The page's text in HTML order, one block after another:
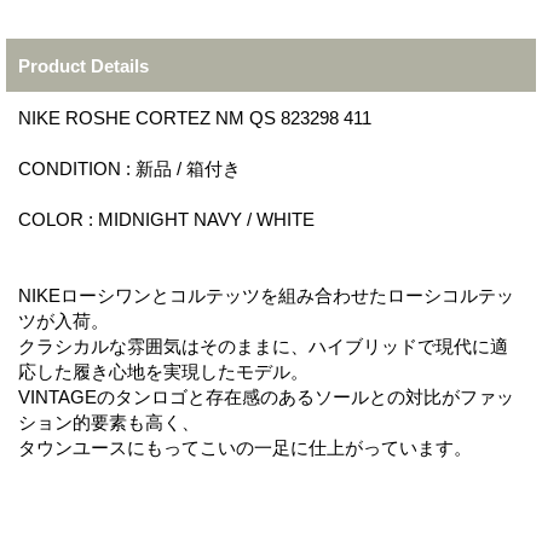
Product Details
NIKE ROSHE CORTEZ NM QS 823298 411
CONDITION : 新品 / 箱付き
COLOR : MIDNIGHT NAVY / WHITE
NIKEローシワンとコルテッツを組み合わせたローシコルテッ
ツが入荷。
クラシカルな雰囲気はそのままに、ハイブリッドで現代に適
応した履き心地を実現したモデル。
VINTAGEのタンロゴと存在感のあるソールとの対比がファッ
ション的要素も高く、
タウンユースにもってこいの一足に仕上がっています。